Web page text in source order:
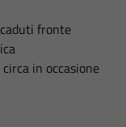
fronte
in occasione